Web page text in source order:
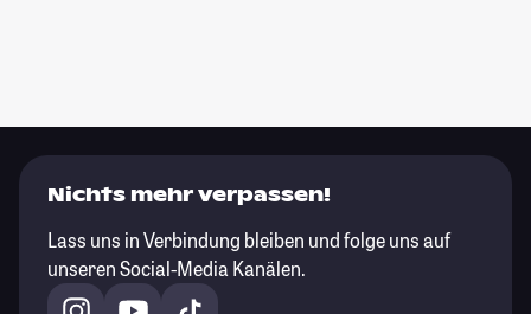
Nichts mehr verpassen!
Lass uns in Verbindung bleiben und folge uns auf
unseren Social-Media Kanälen.